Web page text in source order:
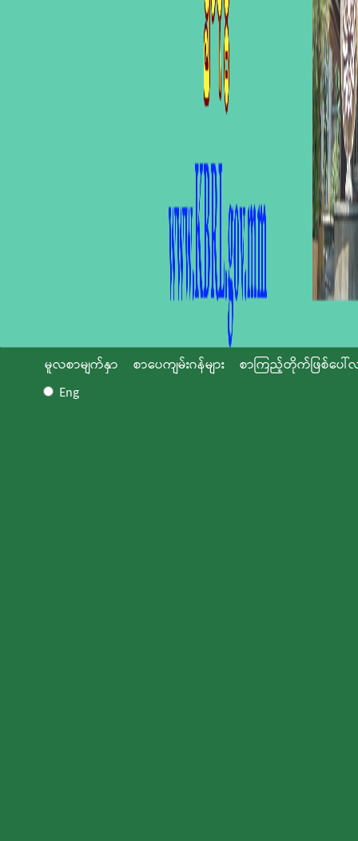
မူလစာမျက်နှာ စာပေကျမ်းဂန်များ
စာကြည့်တိုက်ဖြစ်ပေါ်
Eng